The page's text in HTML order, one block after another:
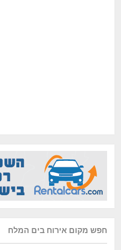
חפש מקום אירוח בים המלח